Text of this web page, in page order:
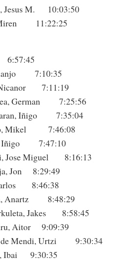
Jesus M. 10:03:50
Miren 11:22:25
6:57:45
7:10:35
Nicanor 7:11:19
German 7:25:56
Iñigo 7:35:04
Mikel 7:46:08
Iñigo 7:47:10
Jose Miguel 8:16:13
Jon 8:29:49
8:46:38
Anartz 8:48:29
Jakes 8:58:45
Aitor 9:09:39
de Mendi, Urtzi 9:30:34
Ibai 9:30:35